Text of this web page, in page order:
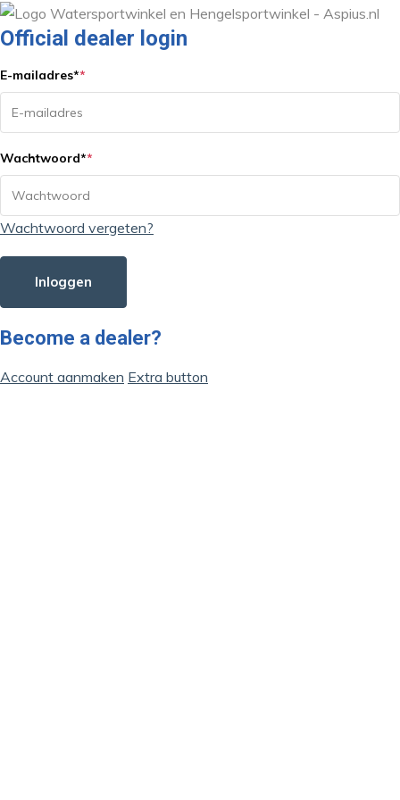
Official dealer login
E-mailadres**
Wachtwoord**
Wachtwoord vergeten?
Inloggen
Become a dealer?
Account aanmaken Extra button